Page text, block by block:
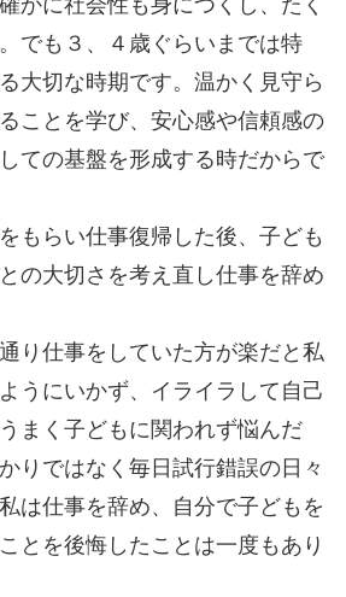
でも３、４歳ぐらいまでは特
大切な時期です。温かく見守ら
ことを学び、安心感や信頼感の
ての基盤を形成する時だからで
もらい仕事復帰した後、子ども
の大切さを考え直し仕事を辞め
り仕事をしていた方が楽だと私
うにいかず、イライラして自己
まく子どもに関われず悩んだ
りではなく毎日試行錯誤の日々
は仕事を辞め、自分で子どもを
とを後悔したことは一度もあり